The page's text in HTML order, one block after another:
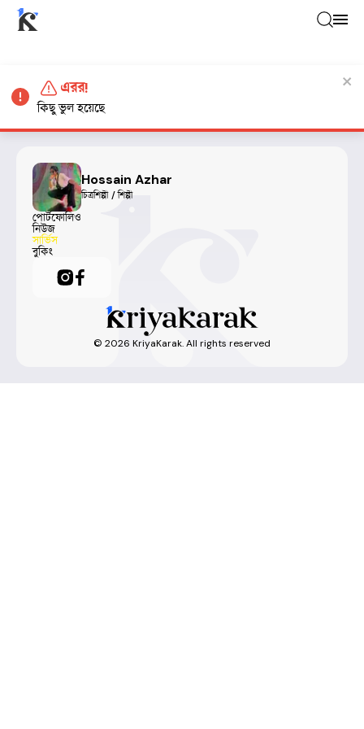
Hossain Azhar
চিত্রশিল্পী / শিল্পী
পোর্টফোলিও
নিউজ
সার্ভিস
বুকিং
© 2026 KriyaKarak. All rights reserved
এরর!
কিছু ভুল হয়েছে